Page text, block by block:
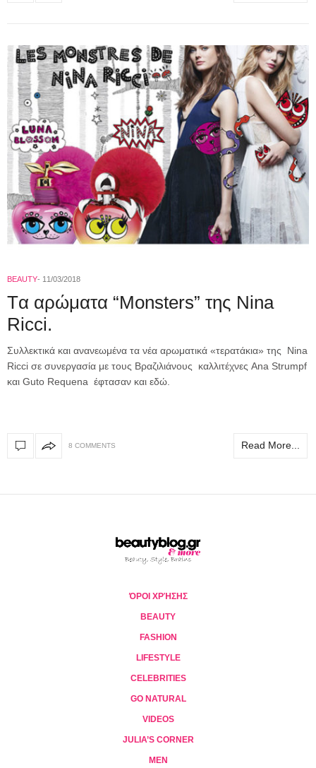
BEAUTY 11/03/2018
Tα αρώματα “Monsters” της Nina
Ricci.
Συλλεκτικά και ανανεωμένα τα νέα αρωματικά «τερατάκια» της Nina
Ricci σε συνεργασία με τους Βραζιλιάνους καλλιτέχνες Ana Strumpf
και Guto Requena έφτασαν και εδώ.
8 COMMENTS Read More...
ΌΡΟΙ ΧΡΉΣΗΣ
BEAUTY
FASHION
LIFESTYLE
CELEBRITIES
GO NATURAL
VIDEOS
JULIA’S CORNER
MEN